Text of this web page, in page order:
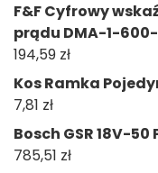
F&F Cyfrowy
prądu DMA-1-
194,59 zł
Kos Ramka
7,81 zł
Bosch GSR 18V-
785,51 zł